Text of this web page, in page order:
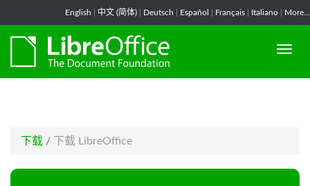
English 中文 (简体) Deutsch Español Français Italiano More...
下载 / 下载 LibreOffice